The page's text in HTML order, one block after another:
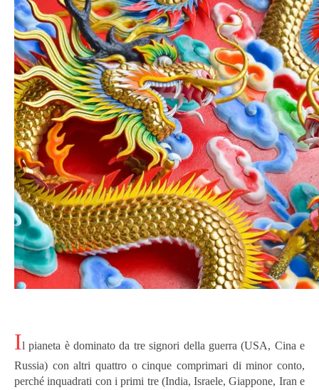
Il pianeta è dominato da tre signori della guerra (USA, Cina e
Russia) con altri quattro o cinque comprimari di minor conto,
perché inquadrati con i primi tre (India, Israele, Giappone, Iran e